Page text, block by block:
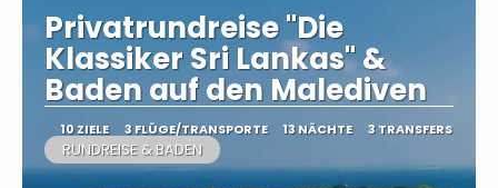
Privatrundreise "Die
Klassiker Sri Lankas" &
Baden auf den Malediven
10 ZIELE 3 FLÜGE/TRANSPORTE 13 NÄCHTE 3 TRANSFERS
RUNDREISE & BADEN